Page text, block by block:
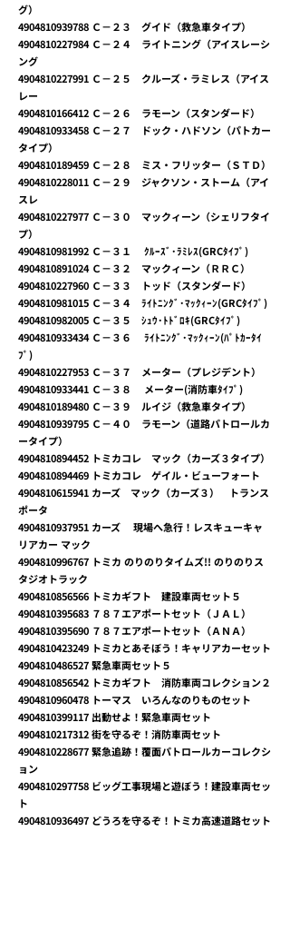
グ）
4904810939788 Ｃ－２３ グイド（救急車タイプ）
4904810227984Ｃ－２４ ライトニング（アイスレーシ
ング
4904810227991 Ｃ－２５ クルーズ・ラミレス（アイス
レー
4904810166412 Ｃ－２６ ラモーン（スタンダード）
4904810933458 Ｃ－２７ ドック・ハドソン（パトカー
タイプ）
4904810189459 Ｃ－２８ ミス・フリッター（ＳＴＤ）
4904810228011 Ｃ－２９ ジャクソン・ストーム（アイ
スレ
4904810227977 Ｃ－３０ マックィーン（シェリフタイ
プ）
4904810981992 Ｃ－３１ ｸﾙｰｽﾞ･ﾗﾐﾚｽ(GRCﾀｲﾌﾟ)
4904810891024Ｃ－３２ マックィーン（ＲＲＣ）
4904810227960 Ｃ－３３ トッド（スタンダード）
4904810981015 Ｃ－３４ ﾗｲﾄﾆﾝｸﾞ･ﾏｯｸｨｰﾝ(GRCﾀｲﾌﾟ)
4904810982005 Ｃ－３５ ｼｭｳ･ﾄﾄﾞﾛｷ(GRCﾀｲﾌﾟ)
4904810933434Ｃ－３６ ﾗｲﾄﾆﾝｸﾞ･ﾏｯｸｨｰﾝ(ﾊﾟﾄｶｰﾀｲ
ﾌﾟ)
4904810227953 Ｃ－３７ メーター（プレジデント）
4904810933441 Ｃ－３８ メーター(消防車ﾀｲﾌﾟ)
4904810189480 Ｃ－３９ ルイジ（救急車タイプ）
4904810939795 Ｃ－４０ ラモーン（道路パトロールカ
ータイプ）
4904810894452 トミカコレ マック（カーズ３タイプ）
4904810894469 トミカコレ ゲイル・ビューフォート
4904810615941 カーズ マック（カーズ３） トランス
ポータ
4904810937951 カーズ 現場へ急行！レスキューキャ
リアカー マック
4904810996767 トミカ のりのりタイムズ!! のりのりス
タジオトラック
4904810856566 トミカギフト 建設車両セット５
4904810395683 ７８７エアポートセット（ＪＡＬ）
4904810395690 ７８７エアポートセット（ＡＮＡ）
4904810423249 トミカとあそぼう！キャリアカーセット
4904810486527緊急車両セット５
4904810856542 トミカギフト 消防車両コレクション２
4904810960478 トーマス いろんなのりものセット
4904810399117 出動せよ！緊急車両セット
4904810217312街を守るぞ！消防車両セット
4904810228677緊急追跡！覆面パトロールカーコレクシ
ョン
4904810297758 ビッグ工事現場と遊ぼう！建設車両セッ
ト
4904810936497 どうろを守るぞ！トミカ高速道路セット